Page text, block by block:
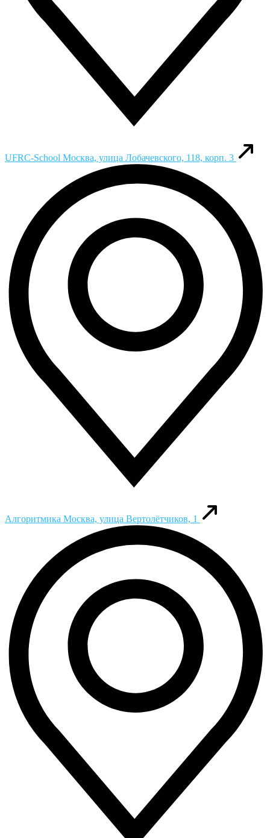
UFRC-School Москва, улица Лобачевского, 118, корп. 3
Алгоритмика Москва, улица Вертолётчиков, 1